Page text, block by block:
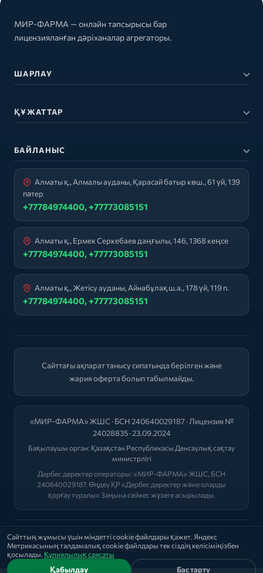
Сайттың жұмысы үшін міндетті cookie файлдары қажет. Яндекс
Метрикасының талдамалық cookie файлдары тек сіздің келісіміңізбен
қосылады. Құпиялылық саясаты
Қабылдау Бас тарту
МИР-ФАРМА — онлайн тапсырысы бар
лицензияланған дәріханалар агрегаторы.
ШАРЛАУ
ҚҰЖАТТАР
БАЙЛАНЫС
Алматы қ., Алмалы ауданы, Қарасай батыр көш., 61 үй, 139
пәтер
+77784974400, +77773085151
Алматы қ., Ермек Серкебаев даңғылы, 146, 1368 кеңсе
+77784974400, +77773085151
Алматы қ., Жетісу ауданы, Айнабұлақ ш.а., 178 үй, 119 п.
+77784974400, +77773085151
Сайттағы ақпарат танысу сипатында берілген және
жария оферта болып табылмайды.
«МИР-ФАРМА» ЖШС · БСН 240640029187 · Лицензия №
24028835 · 23.09.2024
Бақылаушы орган: Қазақстан Республикасы Денсаулық сақтау
министрлігі
Дербес деректер операторы: «МИР-ФАРМА» ЖШС, БСН
240640029187. Өңдеу ҚР «Дербес деректер және оларды
қорғау туралы» Заңына сәйкес жүзеге асырылады.
2026 © "МИР-ФАРМА"
Саясат | Оферта | Лицензиялар